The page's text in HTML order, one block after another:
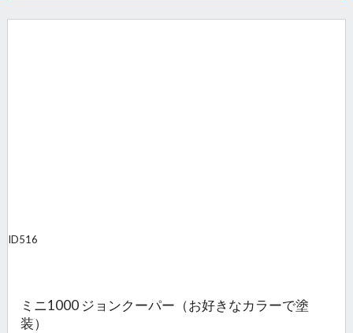
ID516
ミニ1000 ジョンクーパー（お好きなカラーで塗
装）